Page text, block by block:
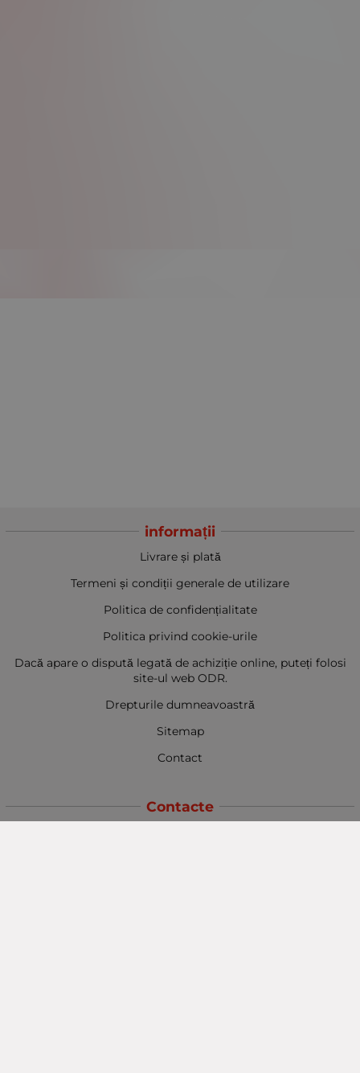
informații
Livrare și plată
Termeni și condiții generale de utilizare
Politica de confidențialitate
Politica privind cookie-urile
Dacă apare o dispută legată de achiziție online, puteți folosi
site-ul web ODR.
Drepturile dumneavoastră
Sitemap
Contact
Contacte